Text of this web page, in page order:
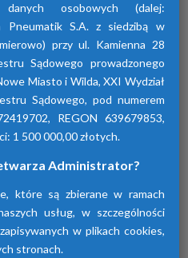
osobowych (dalej:
Pneumatik S.A. z siedzibą w
przy ul. Kamienna 28
Sądowego prowadzonego
Miasto i Wilda, XXI Wydział
Sądowego, pod numerem
REGON 639679853,
1 500 000,00 złotych.
Administrator?
które są zbierane w ramach
usług, w szczególności
w plikach cookies,
stronach.